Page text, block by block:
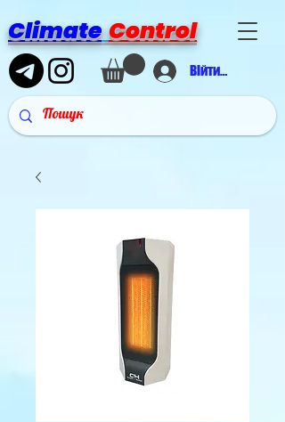
Climate Control
Війти в аккаунт